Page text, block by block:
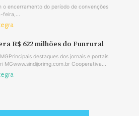
o encerramento do período de convenções
feira,...
R$ 622 milhões do Funrural
destaques dos jornais e portais
MGwww.sindijorimg.com.br Cooperativa...